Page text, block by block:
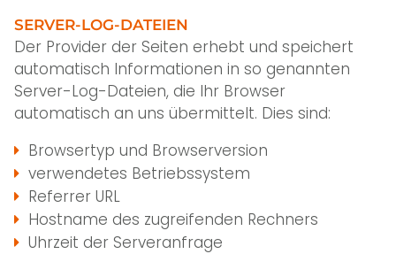
SERVER-LOG-DATEIEN
Der Provider der Seiten erhebt und speichert
automatisch Informationen in so genannten
Server-Log-Dateien, die Ihr Browser
automatisch an uns übermittelt. Dies sind:
Browsertyp und Browserversion
verwendetes Betriebssystem
Referrer URL
Hostname des zugreifenden Rechners
Uhrzeit der Serveranfrage